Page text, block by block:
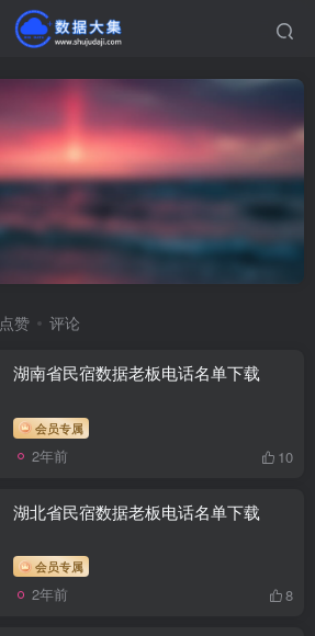
点赞 评论
湖南省民宿数据老板电话名单下载
会员专属
2年前 10
湖北省民宿数据老板电话名单下载
会员专属
2年前 8